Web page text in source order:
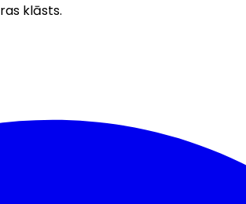
klāsts.